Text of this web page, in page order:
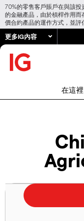
70%的零售客戶賬戶在與該
的金融產品，由於槓桿作用
價合約產品的運作方式，並評
更多IG內容
在這